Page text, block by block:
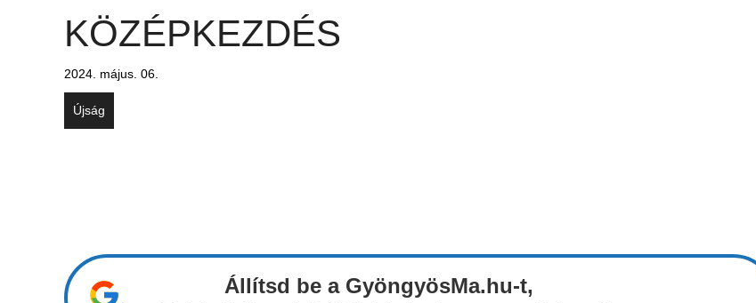
KÖZÉPKEZDÉS
2024. május. 06.
Újság
Állítsd be a GyöngyösMa.hu-t,